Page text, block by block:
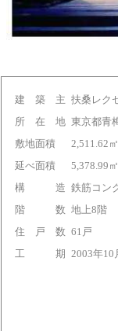
建 築 主 扶桑レク
所 在 地 東京都青
敷地面積
2,511.62
延べ面積
5,378.99㎡
構 造 鉄筋コン
階 数 地上8階
住 戸 数 61戸
工 期 2003年10